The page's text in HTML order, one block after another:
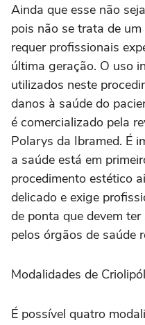
Ainda que esse não
pois não se trata de
requer profissionais
última geração. O uso
utilizados neste
danos à saúde do
é comercializado pela
Polarys da Ibramed. É
a saúde está em
procedimento estético
delicado e exige
de ponta que devem
pelos órgãos de saúde
Modalidades de
É possível quatro